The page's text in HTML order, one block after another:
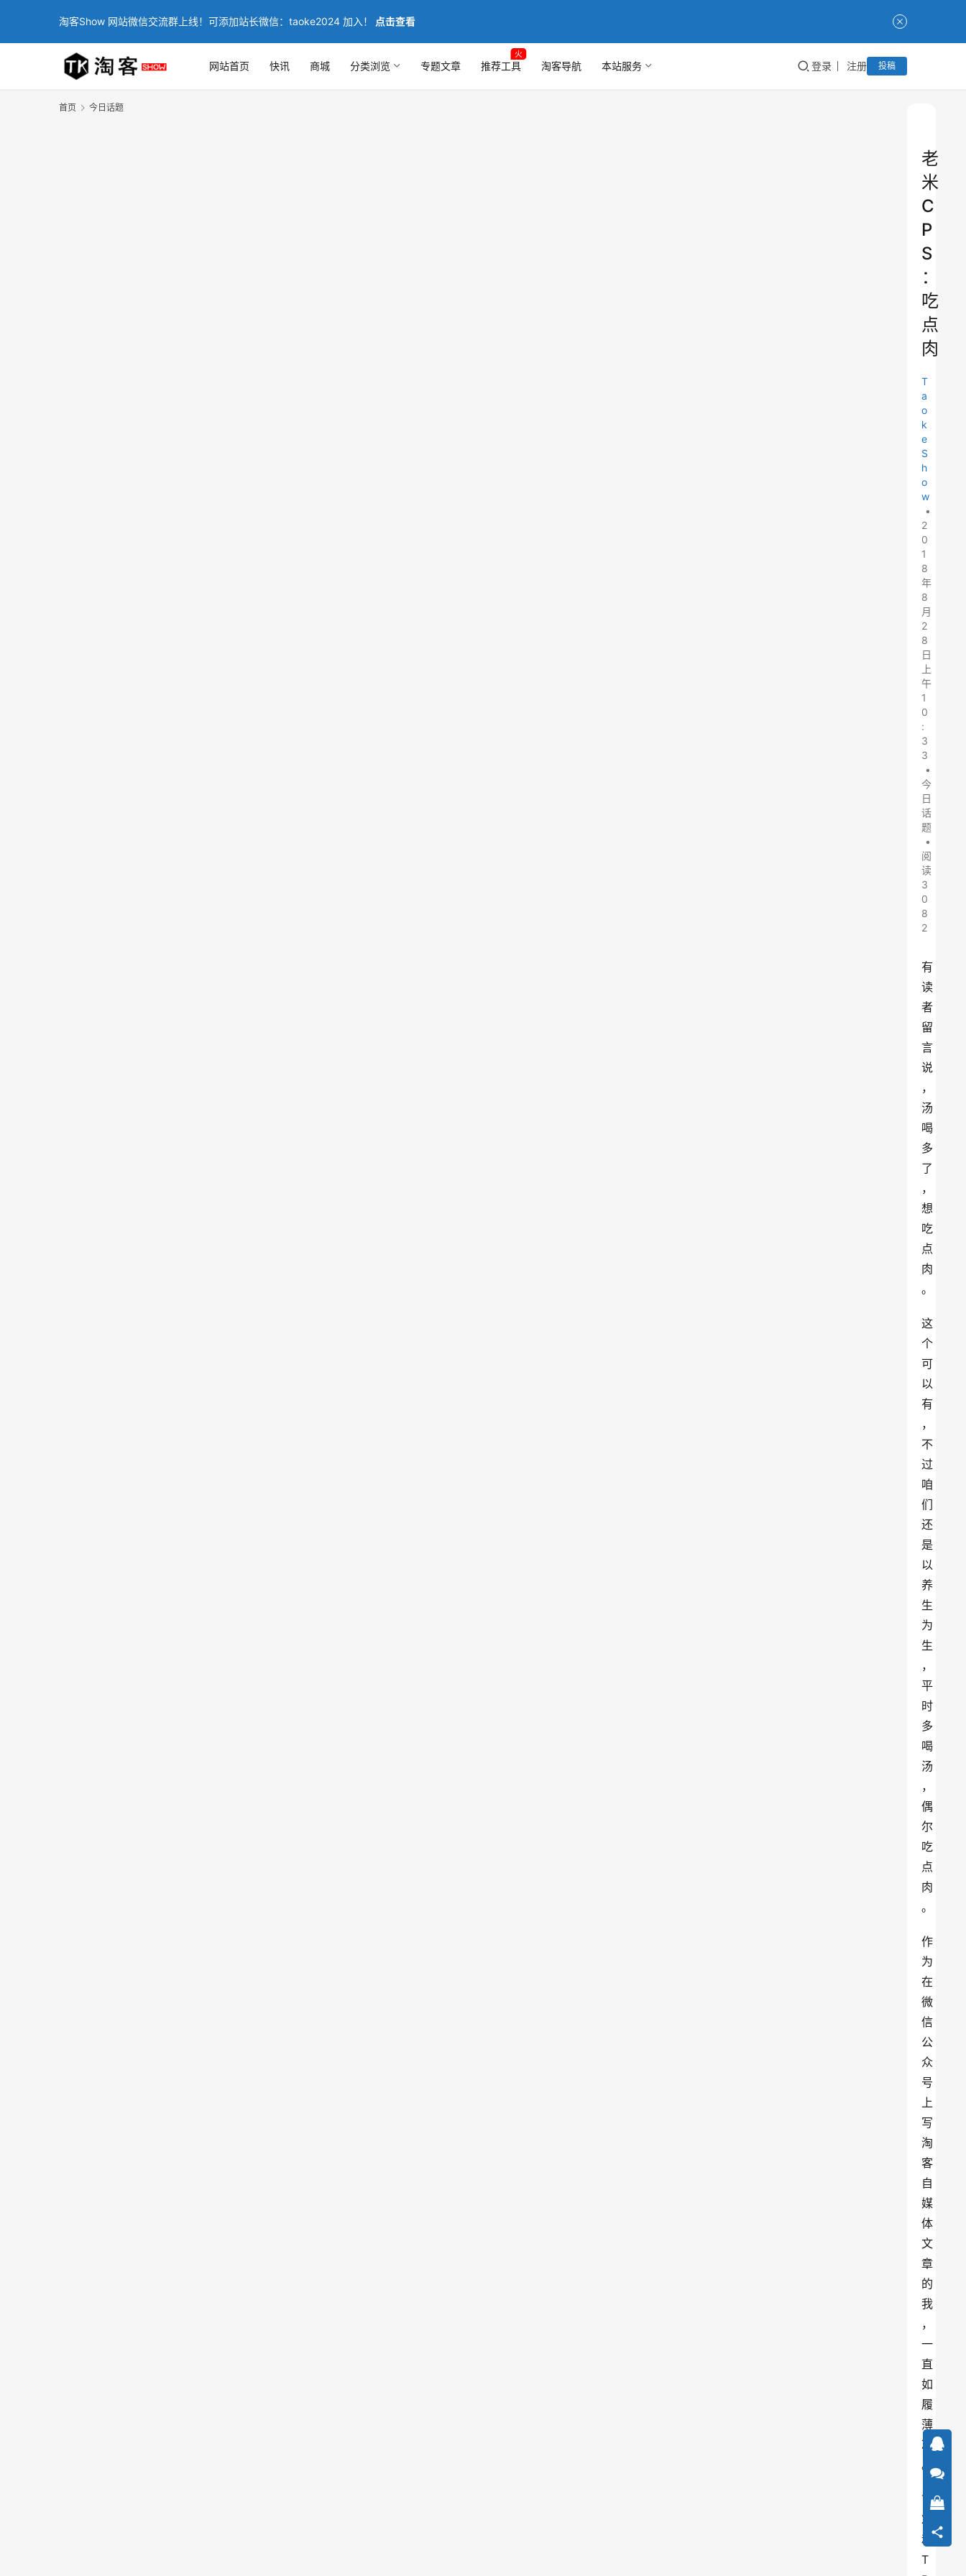
淘客Show 网站微信交流群上线！可添加站长微信：taoke2024 加入！ 点击查看
网站首页 快讯 商城 分类浏览 专题文章 推荐工具
火
淘客导航 本站服务 登录 注册 投稿
首页 今日话题
老
米
C
P
S
：
吃
点
肉
T
a
o
k
e
S
h
o
w
•
2
0
1
8
年
8
月
2
8
日
上
午
1
0
:
3
3
•
今
日
话
题
•
阅
读
3
0
8
2
有
读
者
留
言
说
，
汤
喝
多
了
，
想
吃
点
肉
。
这
个
可
以
有
，
不
过
咱
们
还
是
以
养
生
为
生
，
平
时
多
喝
汤
，
偶
尔
吃
点
肉
。
作
为
在
微
信
公
众
号
上
写
淘
客
自
媒
体
文
章
的
我
，
一
直
如
履
薄
冰
。
T
X
和
T